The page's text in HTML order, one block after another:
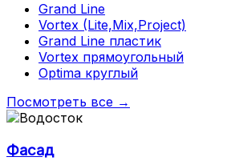
Grand Line
Vortex (Lite,Mix,Project)
Grand Line пластик
Vortex прямоугольный
Optima круглый
Посмотреть все →
Фасад